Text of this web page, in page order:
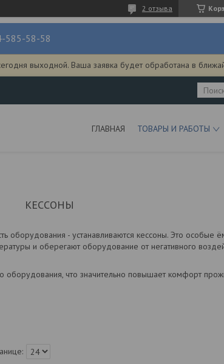
2 отзыва
585-58-58
выходной. Ваша заявка будет обработана в
ГЛАВНАЯ ТОВАРЫ И РАБОТЫ
КЕССОНЫ
оборудования - устанавливаются кессоны. Это особые
и оберегают оборудование от негативного
оборудования, что значительно повышает комфорт